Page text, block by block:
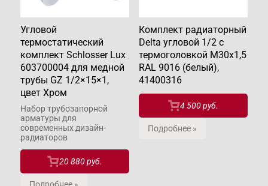
Угловой
термостатический
комплект Schlosser Lux
603700004 для медной
трубы GZ 1/2×15×1,
цвет Хром
Набор трубозапорной
арматуры для
современных дизайн-
радиаторов
20 880 руб.
Комплект радиаторный
Delta угловой 1/2 с
термоголовкой М30х1,5
RAL 9016 (белый),
41400316
4 500 руб.
Подробнее »